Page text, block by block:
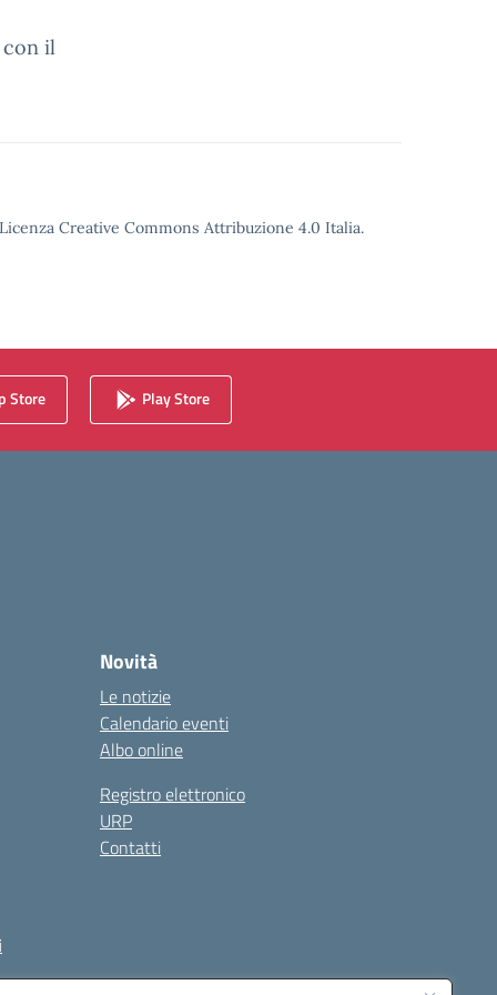
con il
Creative Commons Attribuzione 4.0 Italia.
Store Play Store
Novità
Le notizie
Calendario eventi
Albo online
Registro elettronico
URP
Contatti